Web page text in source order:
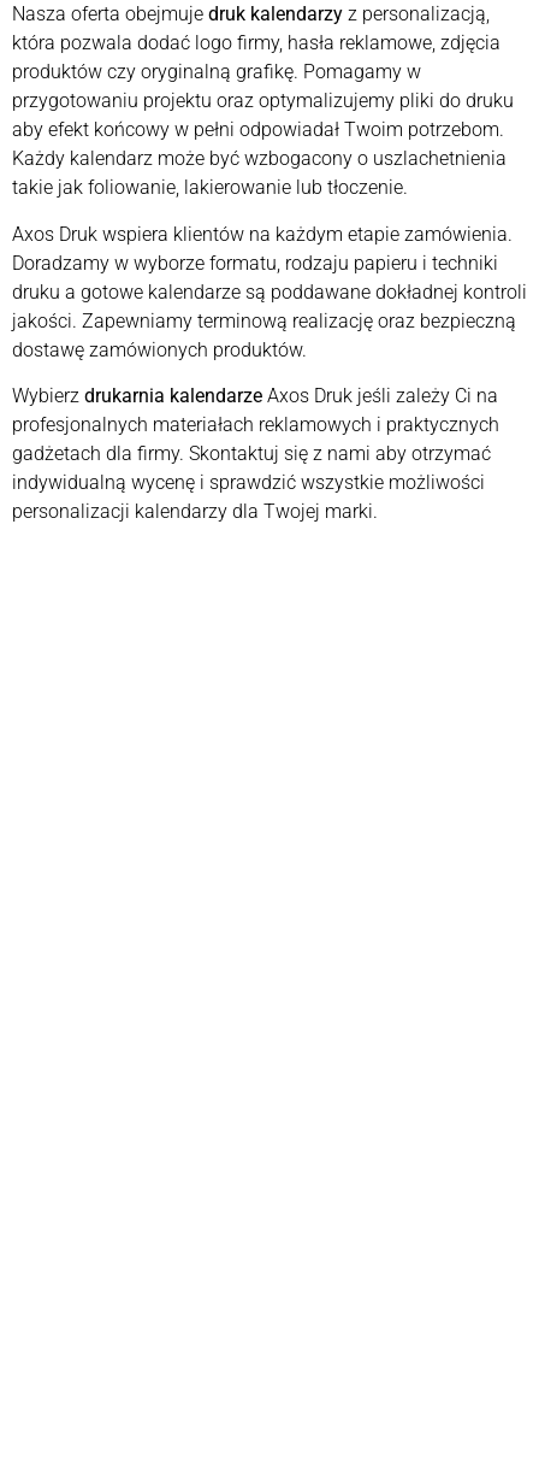
Nasza oferta obejmuje druk kalendarzy z personalizacją,
która pozwala dodać logo firmy, hasła reklamowe, zdjęcia
produktów czy oryginalną grafikę. Pomagamy w
przygotowaniu projektu oraz optymalizujemy pliki do druku
aby efekt końcowy w pełni odpowiadał Twoim potrzebom.
Każdy kalendarz może być wzbogacony o uszlachetnienia
takie jak foliowanie, lakierowanie lub tłoczenie.
Axos Druk wspiera klientów na każdym etapie zamówienia.
Doradzamy w wyborze formatu, rodzaju papieru i techniki
druku a gotowe kalendarze są poddawane dokładnej kontroli
jakości. Zapewniamy terminową realizację oraz bezpieczną
dostawę zamówionych produktów.
Wybierz drukarnia kalendarze Axos Druk jeśli zależy Ci na
profesjonalnych materiałach reklamowych i praktycznych
gadżetach dla firmy. Skontaktuj się z nami aby otrzymać
indywidualną wycenę i sprawdzić wszystkie możliwości
personalizacji kalendarzy dla Twojej marki.